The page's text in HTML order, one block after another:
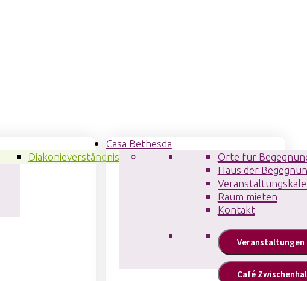
Diakonieverständnis
Casa Bethesda
Orte für
Haus der
Raum mieten
Kontakt
Veranstaltungen
Café